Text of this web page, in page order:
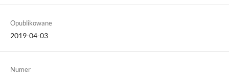
Opublikowane
2019-04-03
Numer